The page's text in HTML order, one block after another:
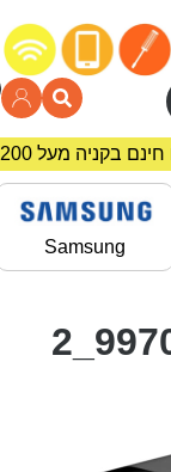
0
לרוכשים באתר!
בקניה מעל 200 ₪
Samsung